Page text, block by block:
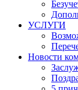
УСЛУГИ
Новости